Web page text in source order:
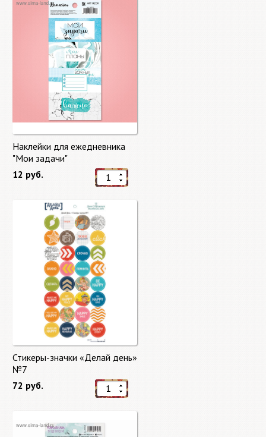
Наклейки для ежедневника
"Мои задачи"
12 руб.
Стикеры-значки «Делай день»
№7
72 руб.